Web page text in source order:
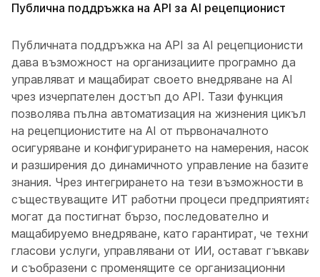
Публична поддръжка на API за AI рецепционист
Публичната поддръжка на API за AI рецепционисти
дава възможност на организациите програмно да
управляват и мащабират своето внедряване на AI
чрез изчерпателен достъп до API. Тази функция
позволява пълна автоматизация на жизнения цикъл
на рецепционистите на AI от първоначалното
осигуряване и конфигурирането на намерения, насоки
и разширения до динамичното управление на базите
знания. Чрез интегрирането на тези възможности в
съществуващите ИТ работни процеси предприятията
могат да постигнат бързо, последователно и
мащабируемо внедряване, като гарантират, че техните
гласови услуги, управлявани от ИИ, остават гъвкави
и съобразени с променящите се организационни